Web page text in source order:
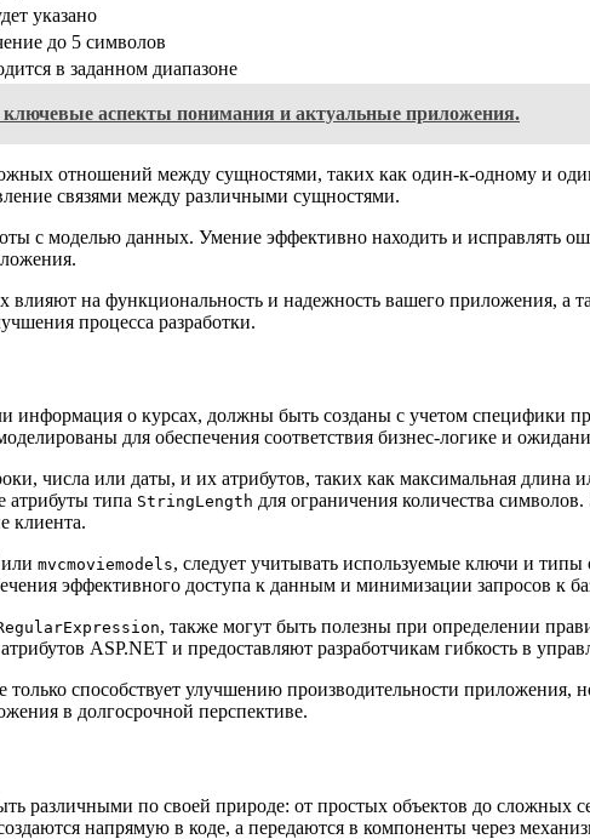
указано
до 5 символов
в заданном диапазоне
аспекты понимания и актуальные приложения.
отношений между сущностями, таких как один-к-одному и
связями между различными сущностями.
с моделью данных. Умение эффективно находить и исправлять
влияют на функциональность и надежность вашего приложения, а
процесса разработки.
о курсах, должны быть созданы с учетом специфики
для обеспечения соответствия бизнес-логике и
числа или даты, и их атрибутов, таких как максимальная
атрибуты типа StringLength для ограничения количества
клиента.
или mvcmoviemodels, следует учитывать используемые ключи и
эффективного доступа к данным и минимизации запросов к
, также могут быть полезны при определении
ASP.NET и предоставляют разработчикам гибкость в
способствует улучшению производительности приложения,
в долгосрочной перспективе.
различными по своей природе: от простых объектов до сложных
напрямую в коде, а передаются в компоненты через